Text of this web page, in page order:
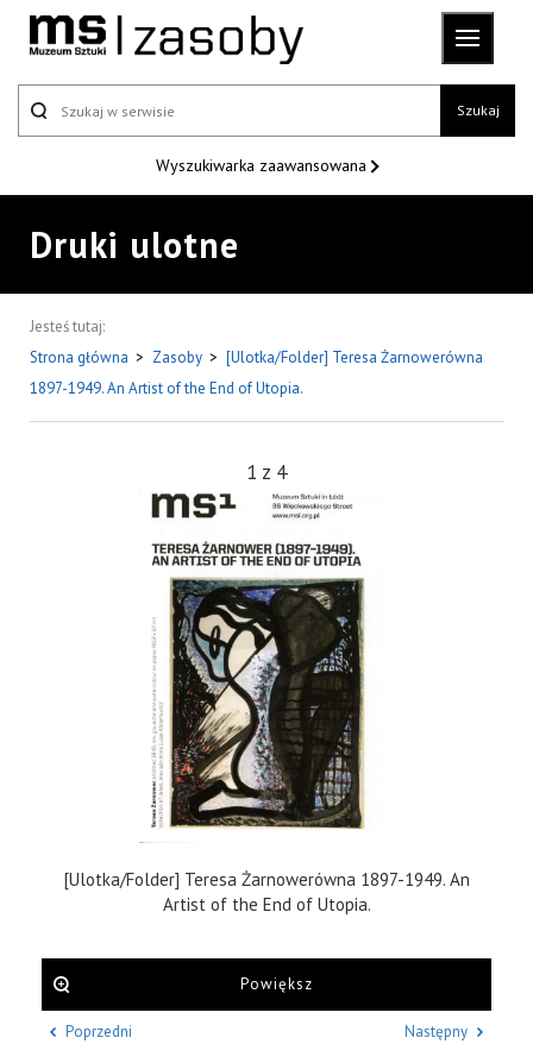
Szukaj
Wyszukiwarka zaawansowana
Druki ulotne
Jesteś tutaj:
Strona główna > Zasoby > [Ulotka/Folder] Teresa Żarnowerówna
1897-1949. An Artist of the End of Utopia.
1 z 4
[Ulotka/Folder] Teresa Żarnowerówna 1897-1949. An
Artist of the End of Utopia.
Powiększ
Poprzedni Następny